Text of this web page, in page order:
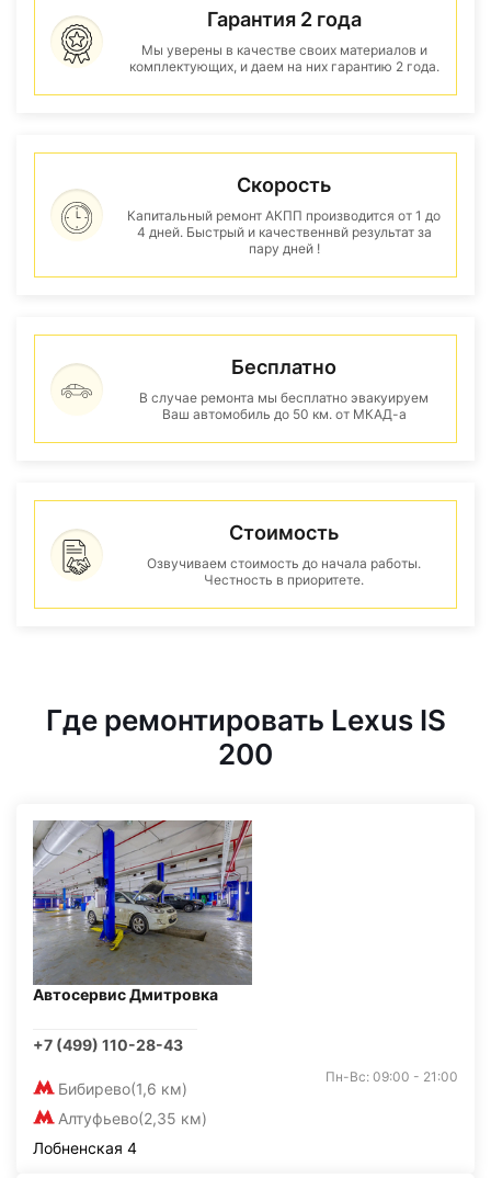
Гарантия 2 года
Мы уверены в качестве своих материалов и
комплектующих, и даем на них гарантию 2 года.
Скорость
Капитальный ремонт АКПП производится от 1 до
4 дней. Быстрый и качественнвй результат за
пару дней !
Бесплатно
В случае ремонта мы бесплатно эвакуируем
Ваш автомобиль до 50 км. от МКАД-а
Стоимость
Озвучиваем стоимость до начала работы.
Честность в приоритете.
Где ремонтировать Lexus IS
200
Автосервис Дмитровка
+7 (499) 110-28-43
Бибирево(1,6 км)
Алтуфьево(2,35 км)
Пн-Вс: 09:00 - 21:00
Лобненская 4